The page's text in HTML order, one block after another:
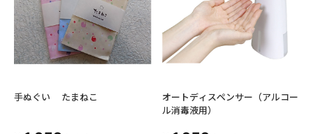
手ぬぐい たまねこ
オートディスペンサー（アルコー
ル消毒液用）